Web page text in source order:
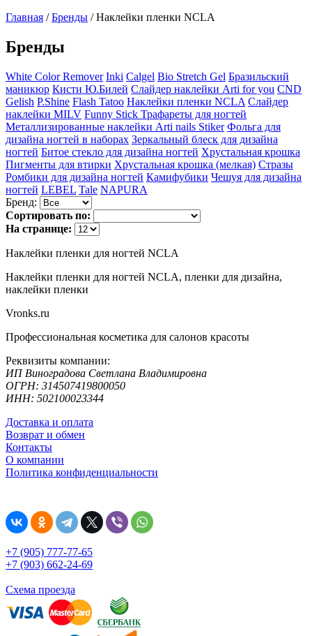
Главная /Бренды /Наклейки пленки NCLA
Бренды
White Color Remover Inki Calgel Bio Stretch Gel Бразильский
маникюр Кисти Ю.Билей Слайдер наклейки Arti for you CND
Gelish P.Shine Flash Tatoo Наклейки пленки NCLA Слайдер
наклейки MILV Funny Stick Трафареты для ногтей
Металлизированные наклейки Arti nails Stiker Фольга для
дизайна ногтей в наборах Зеркальный блеск для дизайна
ногтей Битое стекло для дизайна ногтей Хрустальная крошка
Пигменты для втирки Хрустальная крошка (мелкая) Стразы
Ромбики для дизайна ногтей Камифубики Чешуя для дизайна
ногтей LEBEL Tale NAPURA
Бренд:
Сортировать по:
На странице:
Наклейки пленки для ногтей NCLA
Наклейки пленки для ногтей NCLA, пленки для дизайна,
наклейки пленки
Vronks.ru
Профессиональная косметика для салонов красоты
Реквизиты компании:
ИП Виноградова Светлана Владимировна
ОГРН: 314507419800050
ИНН: 502100023344
Доставка и оплата
Возврат и обмен
Контакты
О компании
Политика конфиденциальности
+7 (905) 777-77-65
+7 (903) 662-24-69
Схема проезда